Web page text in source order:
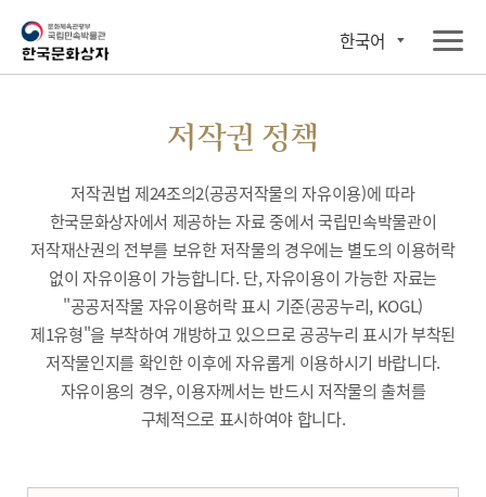
한국어
저작권 정책
저작권법 제24조의2(공공저작물의 자유이용)에 따라
한국문화상자에서 제공하는 자료 중에서 국립민속박물관이
저작재산권의 전부를 보유한 저작물의 경우에는 별도의 이용허락
없이 자유이용이 가능합니다. 단, 자유이용이 가능한 자료는
"공공저작물 자유이용허락 표시 기준(공공누리, KOGL)
제1유형"을 부착하여 개방하고 있으므로 공공누리 표시가 부착된
저작물인지를 확인한 이후에 자유롭게 이용하시기 바랍니다.
자유이용의 경우, 이용자께서는 반드시 저작물의 출처를
구체적으로 표시하여야 합니다.